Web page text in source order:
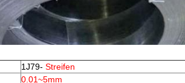
1J79- Streifen
0.01~5mm